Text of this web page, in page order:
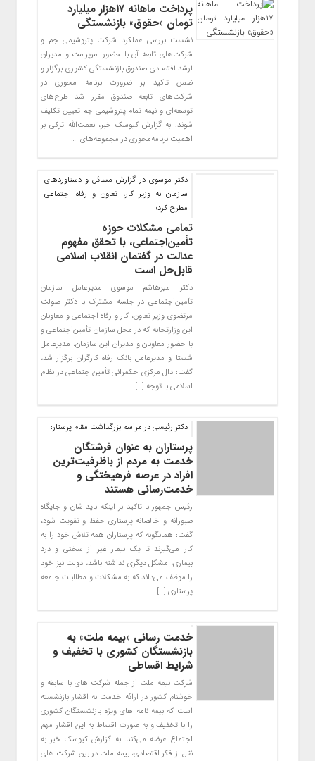
پرداخت ماهانه ۱۷هزار میلیارد
تومان «حقوق» بازنشستگی
نشست بررسی عملکرد شرکت پتروشیمی جم و
شرکت‌های تابعه آن با حضور سرپرست و مدیران
ارشد اقتصادی صندوق بازنشستگی کشوری برگزار و
ضمن تاکید بر ضرورت برنامه محوری در
شرکت‌های تابعه صندوق مقرر شد طرح‌های
توسعه‌ای و نیمه تمام پتروشیمی جم تعیین تکلیف
شوند. به گزارش کیوسک خبر، نعمت‌الله ترکی بر
اهمیت برنامه‌محوری در مجموعه‌های […]
دکتر موسوی در گزارش مسائل و دستاوردهای
سازمان به وزیر کار، تعاون و رفاه اجتماعی
مطرح کرد؛
تمامی مشکلات حوزه
تأمین‌اجتماعی، با تحقق مفهوم
عدالت در گفتمان انقلاب اسلامی
قابل‌حل است
دکتر میرهاشم موسوی مدیرعامل سازمان
تأمین‌اجتماعی در جلسه مشترک با دکتر صولت
مرتضوی وزیر تعاون، کار و رفاه اجتماعی و معاونان
این وزارتخانه که در محل سازمان تأمین‌اجتماعی و
با حضور معاونان و مدیران این سازمان، مدیرعامل
شستا و مدیرعامل بانک رفاه کارگران برگزار شد،
گفت: دال مرکزی حکمرانی تأمین‌اجتماعی در نظام
اسلامی با توجه […]
دکتر رئیسی در مراسم بزرگداشت مقام پرستار:
پرستاران به عنوان فرشتگان
خدمت به مردم از باظرفیت‌ترین
افراد در عرصه فرهیختگی و
خدمت‌رسانی هستند
رئیس جمهور با تاکید بر اینکه باید شان و جایگاه
صبورانه و خالصانه پرستاری حفظ و تقویت شود،
گفت: همانگونه که پرستاران همه تلاش خود را به
کار می‌گیرند تا یک بیمار غیر از سختی و درد
بیماری،‌ مشکل دیگری نداشته باشد، دولت نیز خود
را موظف می‌داند که به مشکلات و مطالبات جامعه
پرستاری […]
خدمت رسانی «بیمه ملت» به
بازنشستگان کشوری با تخفیف و
شرایط اقساطی
شرکت بیمه ملت از جمله شرکت های با سابقه و
خوشنام کشور در ارائه خدمت به اقشار بازنشسته
است که بیمه نامه های ویژه بازنشستگان کشوری
را با تخفیف و به صورت اقساط به این اقشار مهم
اجتماع عرضه می‌کند. به گزارش کیوسک خبر به
نقل از فکر اقتصادی، بیمه ملت در بین شرکت های